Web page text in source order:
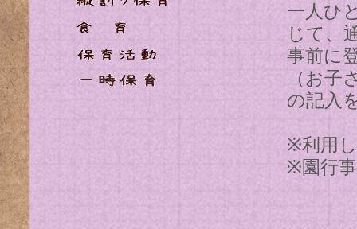
一人ひ
じて、
事前に
（お
の記入
※利用
※園行